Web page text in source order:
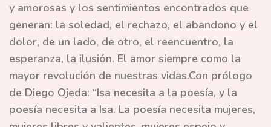
y amorosas y los sentimientos encontrados que
generan: la soledad, el rechazo, el abandono y el
dolor, de un lado, de otro, el reencuentro, la
esperanza, la ilusión. El amor siempre como la
mayor revolución de nuestras vidas.Con prólogo
de Diego Ojeda: “Isa necesita a la poesía, y la
poesía necesita a Isa. La poesía necesita mujeres,